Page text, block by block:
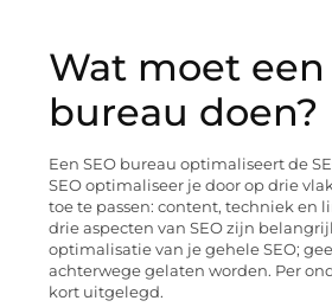
Wat moet een
bureau doen?
Een SEO bureau optimaliseert de
SEO optimaliseer je door op drie
toe te passen: content, techniek en
drie aspecten van SEO zijn
optimalisatie van je gehele SEO;
achterwege gelaten worden. Per
kort uitgelegd.